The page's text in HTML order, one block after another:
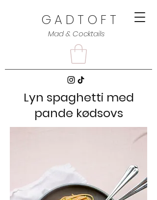
G A D T O F T
Mad & Cocktails
Lyn spaghetti med
pande kødsovs